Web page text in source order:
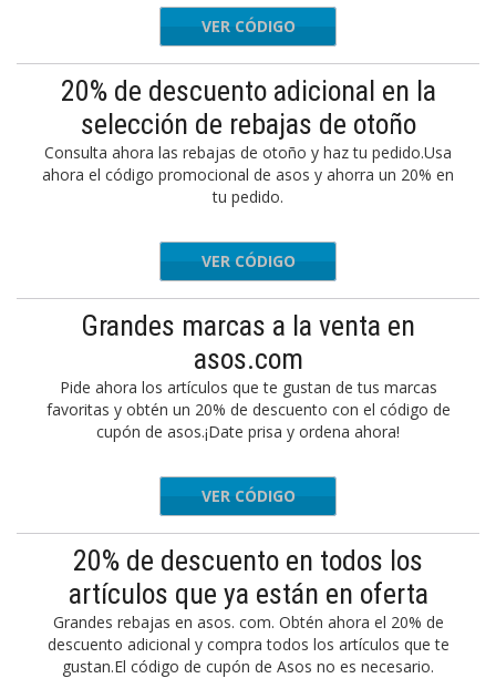
SZNL
VER CÓDIGO
20% de descuento adicional en la
selección de rebajas de otoño
Consulta ahora las rebajas de otoño y haz tu pedido.Usa
ahora el código promocional de asos y ahorra un 20% en
tu pedido.
SZNL
VER CÓDIGO
Grandes marcas a la venta en
asos.com
Pide ahora los artículos que te gustan de tus marcas
favoritas y obtén un 20% de descuento con el código de
cupón de asos.¡Date prisa y ordena ahora!
SHOPNOW
VER CÓDIGO
20% de descuento en todos los
artículos que ya están en oferta
Grandes rebajas en asos. com. Obtén ahora el 20% de
descuento adicional y compra todos los artículos que te
gustan.El código de cupón de Asos no es necesario.